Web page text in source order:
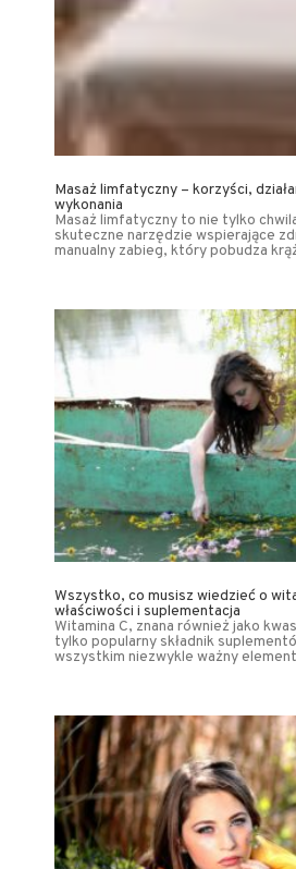
Masaż limfatyczny – korzyści,
wykonania
Masaż limfatyczny to nie tylko
skuteczne narzędzie wspierające
manualny zabieg, który pobudza
Wszystko, co musisz wiedzieć o
właściwości i suplementacja
Witamina C, znana również jako
tylko popularny składnik
wszystkim niezwykle ważny